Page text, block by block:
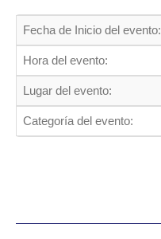
Fecha de Inicio del evento:
Hora del evento:
Lugar del evento:
Categoría del evento: